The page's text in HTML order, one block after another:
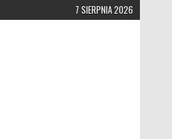
7 SIERPNIA 2026